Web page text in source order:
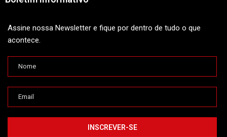
Assine nossa Newsletter e fique por dentro de tudo o que
acontece.